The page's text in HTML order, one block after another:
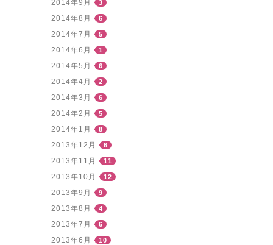
2014年9月 3
2014年8月 6
2014年7月 5
2014年6月 1
2014年5月 6
2014年4月 2
2014年3月 6
2014年2月 5
2014年1月 8
2013年12月 6
2013年11月 11
2013年10月 12
2013年9月 9
2013年8月 4
2013年7月 6
2013年6月 10